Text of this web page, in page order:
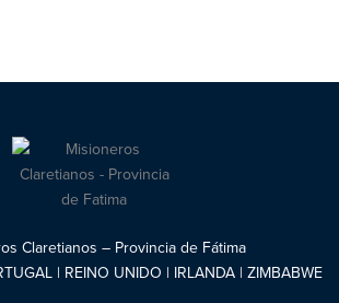
Claretianos – Provincia de Fátima
| REINO UNIDO | IRLANDA | ZIMBABWE